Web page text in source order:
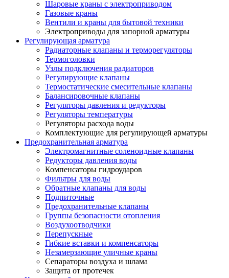
Шаровые краны с электроприводом
Газовые краны
Вентили и краны для бытовой техники
Электроприводы для запорной арматуры
Регулирующая арматура
Радиаторные клапаны и терморегуляторы
Термоголовки
Узлы подключения радиаторов
Регулирующие клапаны
Термостатические смесительные клапаны
Балансировочные клапаны
Регуляторы давления и редукторы
Регуляторы температуры
Регуляторы расхода воды
Комплектующие для регулирующей арматуры
Предохранительная арматура
Электромагнитные соленоидные клапаны
Редукторы давления воды
Компенсаторы гидроударов
Фильтры для воды
Обратные клапаны для воды
Подпиточные
Предохранительные клапаны
Группы безопасности отопления
Воздухоотводчики
Перепускные
Гибкие вставки и компенсаторы
Незамерзающие уличные краны
Сепараторы воздуха и шлама
Защита от протечек